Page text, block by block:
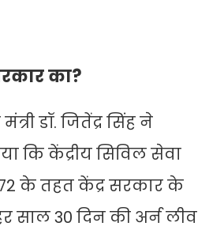
का?
डॉ. जितेंद्र सिंह ने
कि केंद्रीय सिविल सेवा
के तहत केंद्र सरकार के
साल 30 दिन की अर्न लीव